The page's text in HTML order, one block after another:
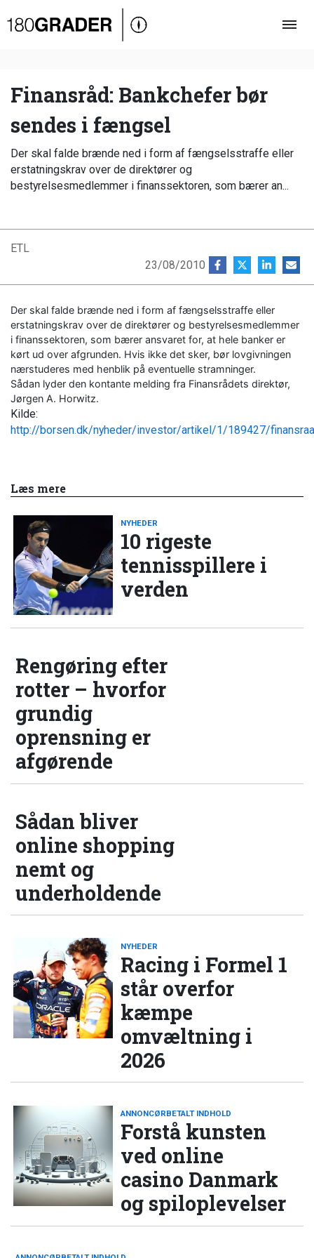
Oversigt
Debat
Video
Podcast
Finansråd: Bankchefer bør
sendes i fængsel
Der skal falde brænde ned i form af fængselsstraffe eller
erstatningskrav over de direktører og
bestyrelsesmedlemmer i finanssektoren, som bærer an...
ETL
23/08/2010
Der skal falde brænde ned i form af fængselsstraffe eller
erstatningskrav over de direktører og bestyrelsesmedlemmer
i finanssektoren, som bærer ansvaret for, at hele banker er
kørt ud over afgrunden. Hvis ikke det sker, bør lovgivningen
nærstuderes med henblik på eventuelle stramninger.
Sådan lyder den kontante melding fra Finansrådets direktør,
Jørgen A. Horwitz.
Kilde:
http://borsen.dk/nyheder/investor/artikel/1/189427/
Læs mere
NYHEDER
10 rigeste
tennisspillere i
verden
Rengøring efter
rotter – hvorfor
grundig
oprensning er
afgørende
Sådan bliver
online shopping
nemt og
underholdende
NYHEDER
Racing i Formel 1
står overfor
kæmpe
omvæltning i
2026
ANNONCØRBETALT INDHOLD
Forstå kunsten
ved online
casino Danmark
og spiloplevelser